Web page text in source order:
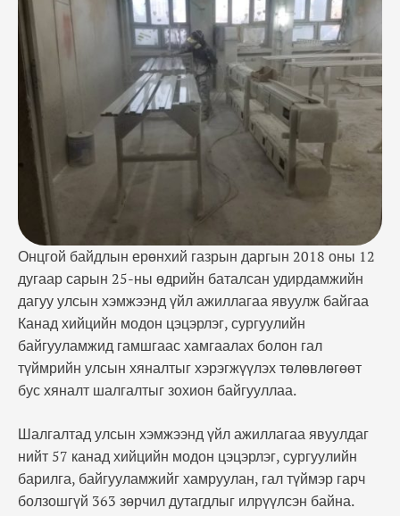
болон гал түймрийн улсын хяналтыг хэрэгжүүлэх
төлөвлөгөөт бус хяналт шалгалтыг зохион
байгууллаа. Шалгалтад улсын хэмжээнд үйл
ажиллагаа явуулдаг нийт 57 канад хийцийн модон
цэцэрлэг, сургуулийн барилга, …
Онцгой байдлын ерөнхий газрын даргын 2018 оны 12
дугаар сарын 25-ны өдрийн баталсан удирдамжийн
дагуу улсын хэмжээнд үйл ажиллагаа явуулж байгаа
Канад хийцийн модон цэцэрлэг, сургуулийн
байгууламжид гамшгаас хамгаалах болон гал
түймрийн улсын хяналтыг хэрэгжүүлэх төлөвлөгөөт
бус хяналт шалгалтыг зохион байгууллаа.
Шалгалтад улсын хэмжээнд үйл ажиллагаа явуулдаг
нийт 57 канад хийцийн модон цэцэрлэг, сургуулийн
барилга, байгууламжийг хамруулан, гал түймэр гарч
болзошгүй 363 зөрчил дутагдлыг илрүүлсэн байна.